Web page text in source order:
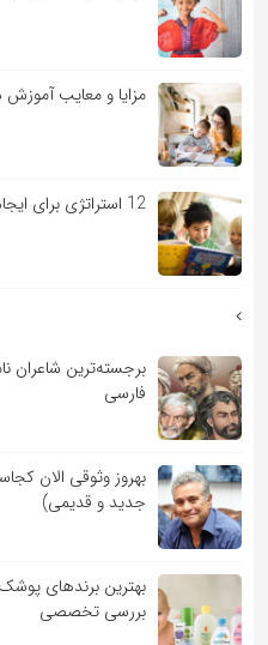
مزایا و معایب آموزش
12 استراتژی برای ایجاد انگیزه در کودک برای یادگیری
فارسی
بهروز وثوقی الان
جدید و قدیمی)
بهترین برندهای
بررسی تخصصی